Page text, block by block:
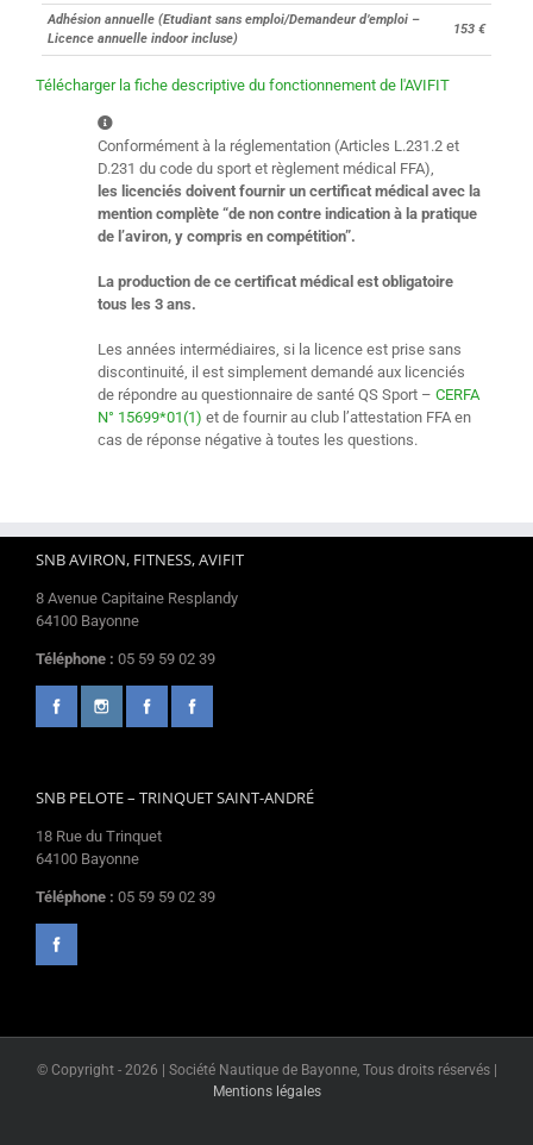
Adhésion annuelle (Etudiant sans emploi/Demandeur d’emploi –
Licence annuelle indoor incluse)
153 €
Télécharger la fiche descriptive du fonctionnement de l'AVIFIT
Conformément à la réglementation (Articles L.231.2 et
D.231 du code du sport et règlement médical FFA),
les licenciés doivent fournir un certificat médical avec la
mention complète “de non contre indication à la pratique
de l’aviron, y compris en compétition”.
La production de ce certificat médical est obligatoire
tous les 3 ans.
Les années intermédiaires, si la licence est prise sans
discontinuité, il est simplement demandé aux licenciés
de répondre au questionnaire de santé QS Sport – CERFA
N° 15699*01(1) et de fournir au club l’attestation FFA en
cas de réponse négative à toutes les questions.
SNB AVIRON, FITNESS, AVIFIT
8 Avenue Capitaine Resplandy
64100 Bayonne
Téléphone : 05 59 59 02 39
SNB PELOTE – TRINQUET SAINT-ANDRÉ
18 Rue du Trinquet
64100 Bayonne
Téléphone : 05 59 59 02 39
© Copyright - 2026 | Société Nautique de Bayonne, Tous droits réservés |
Mentions légales